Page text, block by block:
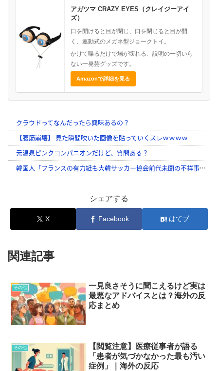
アガツマ CRAZY EYES（クレイジーアイ
ズ）
口を開けると目が閉じ、口を閉じると目が開
く、連動式のメガネ型ジョークトイ。
かけて喋るだけで場が壊れる、説明の一切いら
ない一発芸グッズです。
Amazonで詳細を見る
シェアする
X Facebook はてブ
関連記事
その他
一見良さそうに聞こえるけど実は
最悪なアドバイスとは？海外の反
応まとめ
その他
【閲覧注意】医療従事者が語る
「患者が気づかなかった最も汚い
症例」｜海外の反応